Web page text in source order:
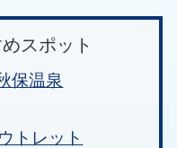
スポット
保温泉
トレット